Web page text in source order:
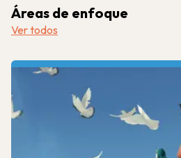
Áreas de enfoque
Ver todos